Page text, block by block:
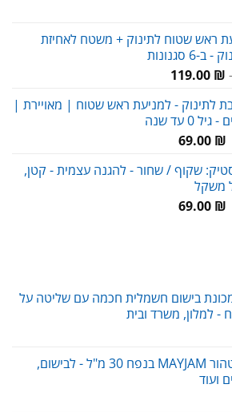
ראש שטוח לתינוק + משטח לאחיזת
סגנונות
119.00 ₪
עד
לתינוק - למניעת ראש שטוח | מאויירת |
0 עד שנה
המחיר
היה:
120.00 ₪.
69.00 ₪
המחיר
הוא:
שקוף / שחור - להגנה עצמית - קטן,
משקל
המחיר69.00 ₪
המחיר
בישום חשמלית חכמה עם שליטה על
- למלון, משרד ובית
שמן אתרי טהור MAYJAM בנפח 30 מ"ל - לבישום,
ועוד